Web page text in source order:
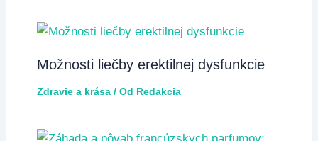
Možnosti liečby erektilnej dysfunkcie
Zdravie a krása/ Od Redakcia